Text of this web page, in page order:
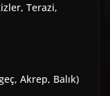
Terazi,
Akrep, Balık)